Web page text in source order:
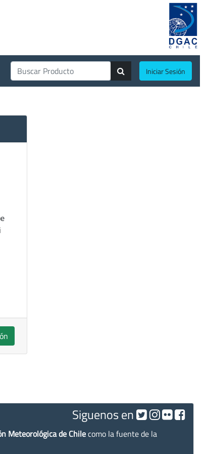
Iniciar Sesión
Siguenos en
Meteorológica de Chilecomo la fuente de la